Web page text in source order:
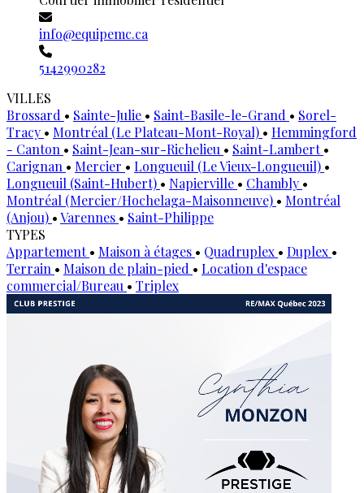
info@equipemc.ca
5142990282
VILLES
Brossard • Sainte-Julie • Saint-Basile-le-Grand • Sorel-
Tracy • Montréal (Le Plateau-Mont-Royal) • Hemmingford
- Canton • Saint-Jean-sur-Richelieu • Saint-Lambert•
Carignan • Mercier • Longueuil (Le Vieux-Longueuil) •
Longueuil (Saint-Hubert) • Napierville • Chambly •
Montréal (Mercier/Hochelaga-Maisonneuve) • Montréal
(Anjou) •Varennes • Saint-Philippe
TYPES
Appartement• Maison à étages • Quadruplex • Duplex •
Terrain • Maison de plain-pied • Location d'espace
commercial/Bureau • Triplex